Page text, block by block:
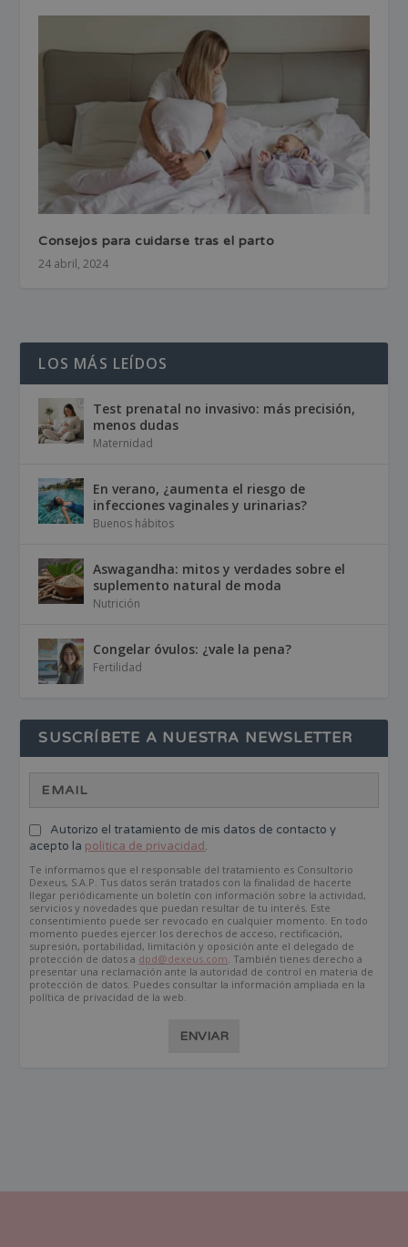
Consejos para cuidarse tras el parto
24 abril, 2024
LOS MÁS LEÍDOS
Test prenatal no invasivo: más precisión,
menos dudas
Maternidad
En verano, ¿aumenta el riesgo de
infecciones vaginales y urinarias?
Buenos hábitos
Aswagandha: mitos y verdades sobre el
suplemento natural de moda
Nutrición
Congelar óvulos: ¿vale la pena?
Fertilidad
SUSCRÍBETE A NUESTRA NEWSLETTER
Autorizo el tratamiento de mis datos de contacto y
acepto la política de privacidad.
Te informamos que el responsable del tratamiento es Consultorio
Dexeus, S.A.P. Tus datos serán tratados con la finalidad de hacerte
llegar periódicamente un boletín con información sobre la actividad,
servicios y novedades que puedan resultar de tu interés. Este
consentimiento puede ser revocado en cualquier momento. En todo
momento puedes ejercer los derechos de acceso, rectificación,
supresión, portabilidad, limitación y oposición ante el delegado de
protección de datos a dpd@dexeus.com . También tienes derecho a
presentar una reclamación ante la autoridad de control en materia de
protección de datos. Puedes consultar la información ampliada en la
política de privacidad de la web.
ENVIAR